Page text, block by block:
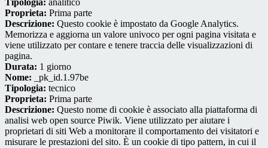
Tipologia: analitico
Proprieta: Prima parte
Descrizione: Questo cookie è impostato da Google Analytics.
Memorizza e aggiorna un valore univoco per ogni pagina visitata e
viene utilizzato per contare e tenere traccia delle visualizzazioni di
pagina.
Durata: 1 giorno
Nome: _pk_id.1.97be
Tipologia: tecnico
Proprieta: Prima parte
Descrizione: Questo nome di cookie è associato alla piattaforma di
analisi web open source Piwik. Viene utilizzato per aiutare i
proprietari di siti Web a monitorare il comportamento dei visitatori e
misurare le prestazioni del sito. È un cookie di tipo pattern, in cui il